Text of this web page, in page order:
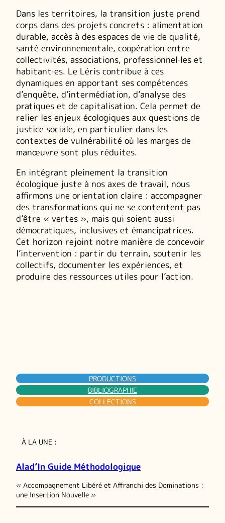
Dans les territoires, la transition juste prend
corps dans des projets concrets : alimentation
durable, accès à des espaces de vie de qualité,
santé environnementale, coopération entre
collectivités, associations, professionnel·les et
habitant·es. Le Léris contribue à ces
dynamiques en apportant ses compétences
d’enquête, d’intermédiation, d’analyse des
pratiques et de capitalisation. Cela permet de
relier les enjeux écologiques aux questions de
justice sociale, en particulier dans les
contextes de vulnérabilité où les marges de
manœuvre sont plus réduites.
En intégrant pleinement la transition
écologique juste à nos axes de travail, nous
affirmons une orientation claire : accompagner
des transformations qui ne se contentent pas
d’être « vertes », mais qui soient aussi
démocratiques, inclusives et émancipatrices.
Cet horizon rejoint notre manière de concevoir
l’intervention : partir du terrain, soutenir les
collectifs, documenter les expériences, et
produire des ressources utiles pour l’action.
PRODUCTIONS
BIBLIOGRAPHIE
COLLECTIONS
À LA UNE :
Alad’In Guide Méthodologique
« Accompagnement Libéré et Affranchi des Dominations :
une Insertion Nouvelle »